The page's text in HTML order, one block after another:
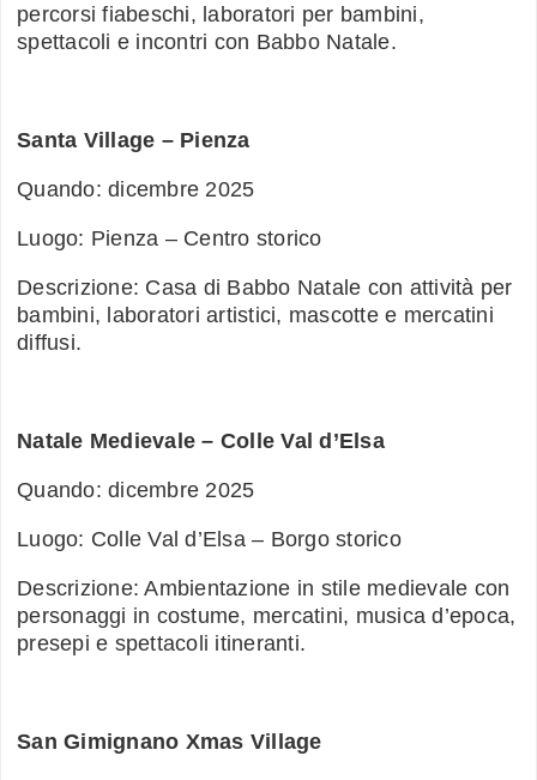
percorsi fiabeschi, laboratori per bambini,
spettacoli e incontri con Babbo Natale.
Santa Village – Pienza
Quando: dicembre 2025
Luogo: Pienza – Centro storico
Descrizione: Casa di Babbo Natale con attività per
bambini, laboratori artistici, mascotte e mercatini
diffusi.
Natale Medievale – Colle Val d’Elsa
Quando: dicembre 2025
Luogo: Colle Val d’Elsa – Borgo storico
Descrizione: Ambientazione in stile medievale con
personaggi in costume, mercatini, musica d’epoca,
presepi e spettacoli itineranti.
San Gimignano Xmas Village